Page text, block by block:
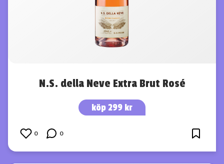
N.S. della Neve Extra Brut Rosé
köp 299 kr
0 0